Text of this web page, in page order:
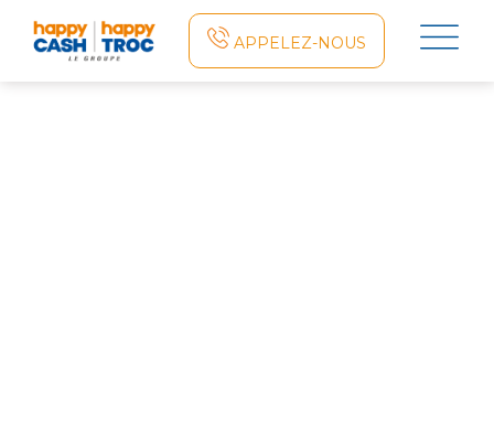
APPELEZ-NOUS ×